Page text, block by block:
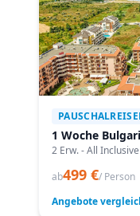
1 Woche
2 Erw. - All
ab499 €/ Person
Angebote